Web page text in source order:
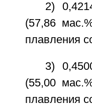
2)
(57,86
плавления
3)
(55,00
плавления